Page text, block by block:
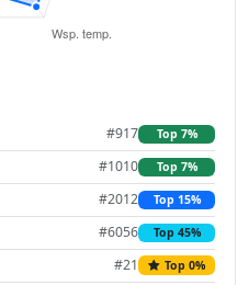
#917 Top 7%
#1010 Top 7%
#2012 Top 15%
#6056 Top 45%
#21 Top 0%